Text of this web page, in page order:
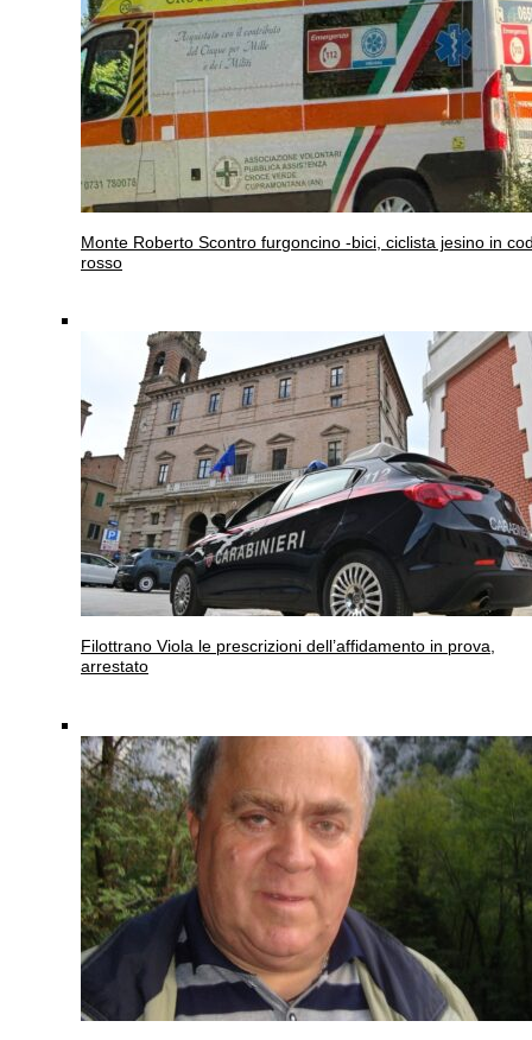
Monte Roberto Scontro furgoncino -bici, ciclista jesino in
rosso
Filottrano Viola le prescrizioni dell’affidamento in prova,
arrestato